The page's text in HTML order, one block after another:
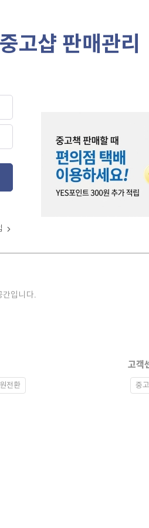
중고샵 판매관리
간입니다.
전환
고객
중